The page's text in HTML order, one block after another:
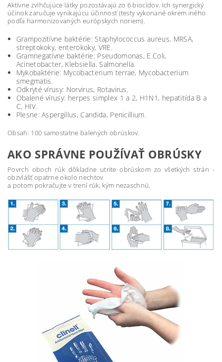
Aktívne zvlhčujúce látky pozostávajú zo 6 biocídov. Ich synergický
účinok zaručuje vynikajúcu účinnosť (testy vykonané okrem iného
podľa harmonizovaných európskych noriem).
Grampozitívne baktérie: Staphylococcus aureus, MRSA,
streptokoky, enterokoky, VRE.
Gramnegatívne baktérie: Pseudomonas, E.Coli,
Acinetobacter, Klebsiella, Salmonella.
Mykobaktérie: Mycobacterium terrae, Mycobacterium
smegmatis.
Odkryté vírusy: Norvirus, Rotavirus.
Obalené vírusy: herpes simplex 1 a 2, H1N1, hepatitída B a
C, HIV.
Plesne: Aspergillus, Candida, Penicillium.
Obsah: 100 samostatne balených obrúskov.
AKO SPRÁVNE POUŽÍVAŤ OBRÚSKY
Povrch oboch rúk dôkladne utrite obrúskom zo všetkých strán -
obzvlášť opatrne okolo nechtov
a potom pokračujte v trení rúk, kým nezaschnú.